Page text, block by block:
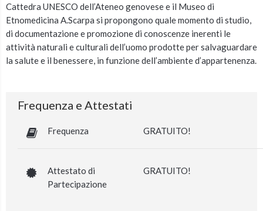
Cattedra UNESCO dell’Ateneo genovese e il Museo di
Etnomedicina A.Scarpa si propongono quale momento di studio,
di documentazione e promozione di conoscenze inerenti le
attività naturali e culturali dell’uomo prodotte per salvaguardare
la salute e il benessere, in funzione dell’ambiente d’appartenenza.
Frequenza e Attestati
Frequenza GRATUITO!
Attestato di
Partecipazione
GRATUITO!